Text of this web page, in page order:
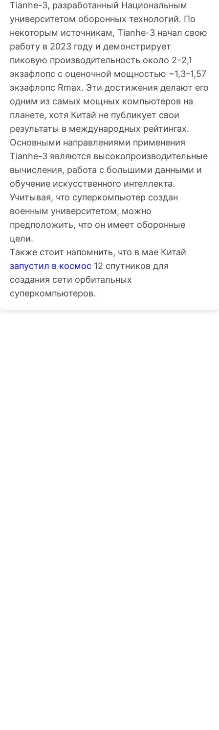
Tianhe-3, разработанный Национальным
университетом оборонных технологий. По
некоторым источникам, Tianhe-3 начал свою
работу в 2023 году и демонстрирует
пиковую производительность около 2–2,1
экзафлопс с оценочной мощностью ~1,3–1,57
экзафлопс Rmax. Эти достижения делают его
одним из самых мощных компьютеров на
планете, хотя Китай не публикует свои
результаты в международных рейтингах.
Основными направлениями применения
Tianhe-3 являются высокопроизводительные
вычисления, работа с большими данными и
обучение искусственного интеллекта.
Учитывая, что суперкомпьютер создан
военным университетом, можно
предположить, что он имеет оборонные
цели.
Также стоит напомнить, что в мае Китай
запустил в космос 12 спутников для
создания сети орбитальных
суперкомпьютеров.